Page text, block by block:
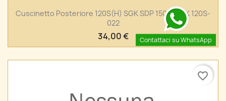
Cuscinetto Posteriore 120S(H) SGK SDP 150S H GK 120S-
022
34,00 €
favorite_border
Contattaci su WhatsApp